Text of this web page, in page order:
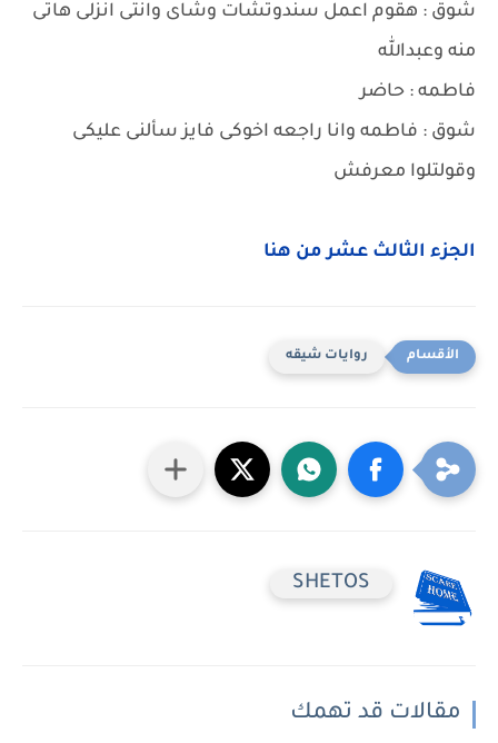
شوق : هقوم اعمل سندوتشات وشاى وانتى انزلى هاتى
منه وعبدالله
فاطمه : حاضر
شوق : فاطمه وانا راجعه اخوكى فايز سألنى عليكى
وقولتلوا معرفش
الجزء الثالث عشر من هنا
روايات شيقه
SHETOS
مقالات قد تهمك